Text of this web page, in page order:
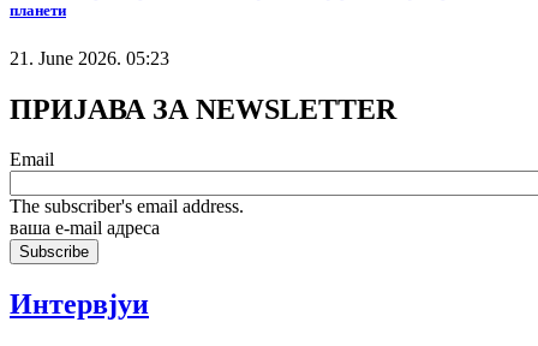
планети
21. June 2026. 05:23
ПРИЈАВА ЗА NEWSLETTER
Email
The subscriber's email address.
ваша е-mail адреса
Интервјуи